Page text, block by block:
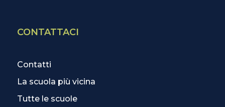
CONTATTACI
Contatti
La scuola più vicina
Tutte le scuole